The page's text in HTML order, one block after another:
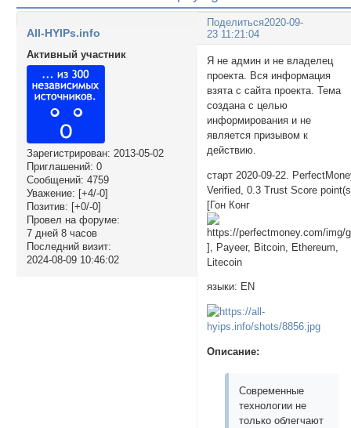
Поделиться2020-09-
23 11:21:04
All-HYIPs.info
Активный участник
Зарегистрирован: 2013-05-02
Приглашений: 0
Сообщений: 4759
Уважение: [+4/-0]
Позитив: [+0/-0]
Провел на форуме:
7 дней 8 часов
Последний визит:
2024-08-09 10:46:02
Я не админ и не владелец
проекта. Вся информация
взята с сайта проекта. Тема
создана с целью
информирования и не
является призывом к
действию.
старт 2020-09-22.
Verified, 0.3 Trust Score
[Гон Конг
], Payeer, Bitcoin, Ethereum,
Litecoin
языки: EN
Описание:
Современные
технологии не
только облегчают